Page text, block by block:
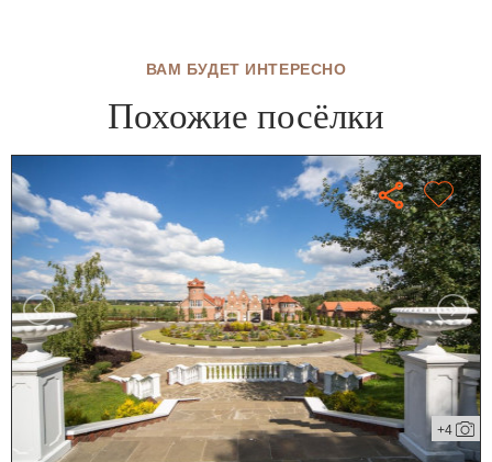
ВАМ БУДЕТ ИНТЕРЕСНО
Похожие посёлки
+4